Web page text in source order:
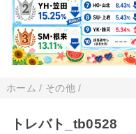
ホーム / その他/
トレバト_tb0528